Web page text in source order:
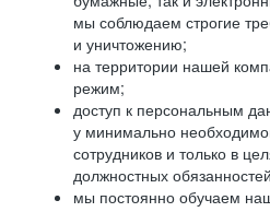
мы соблюдаем строгие
и уничтожению;
на территории нашей
режим;
доступ к персональным
у минимально
сотрудников и только в
должностных
мы постоянно обучаем